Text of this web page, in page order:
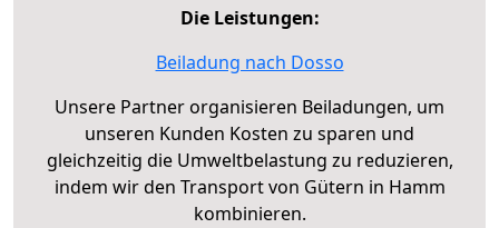
Die Leistungen:
Beiladung nach Dosso
Unsere Partner organisieren Beiladungen, um
unseren Kunden Kosten zu sparen und
gleichzeitig die Umweltbelastung zu reduzieren,
indem wir den Transport von Gütern in Hamm
kombinieren.